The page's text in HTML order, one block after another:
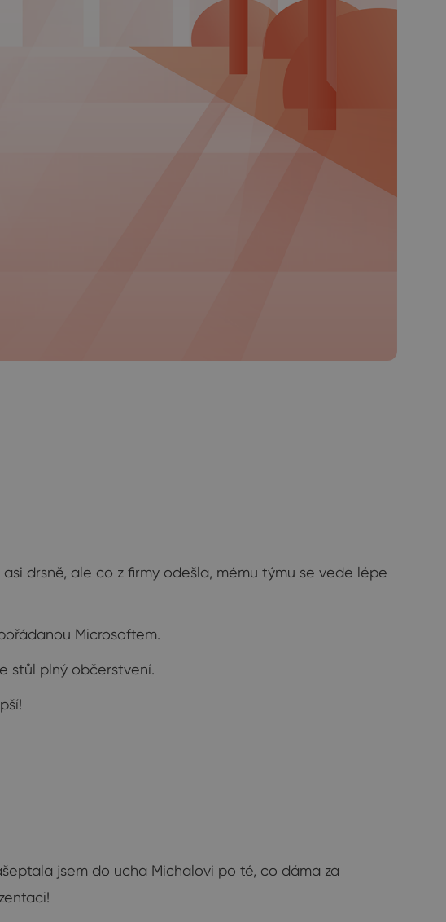
drsně, ale co z firmy odešla, mému týmu se vede lépe
Microsoftem.
stůl plný občerstvení.
jsem do ucha Michalovi po té, co dáma za